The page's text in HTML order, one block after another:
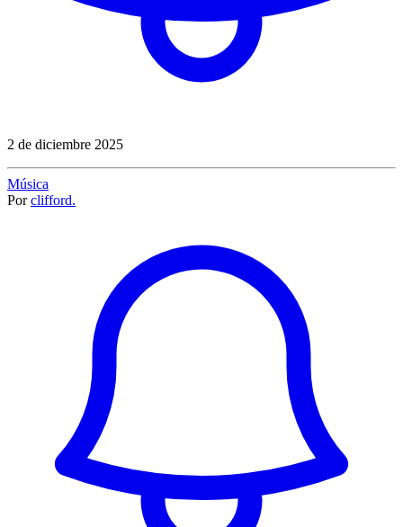
2 de diciembre 2025
Música
Por clifford.